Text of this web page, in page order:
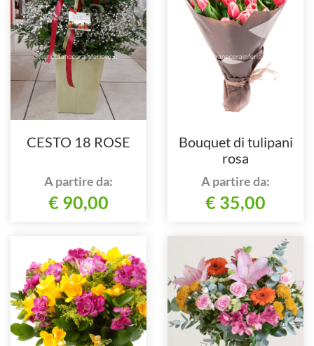
CESTO 18 ROSE
A partire da:
€ 90,00
Bouquet di tulipani
rosa
A partire da:
€ 35,00